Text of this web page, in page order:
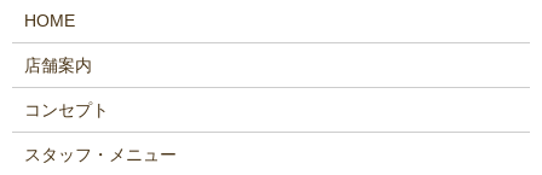
HOME
店舗案内
コンセプト
スタッフ・メニュー